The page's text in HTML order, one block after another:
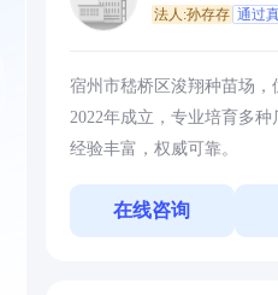
法人:孙存存 通过
宿州市嵇桥区浚翔种苗场，
2022年成立，专业培育多种
经验丰富，权威可靠。
在线咨询